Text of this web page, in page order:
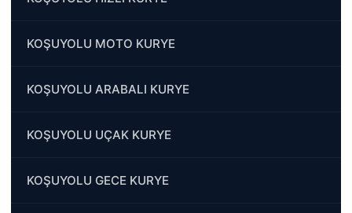
KOŞUYOLU MOTO KURYE
KOŞUYOLU ARABALI KURYE
KOŞUYOLU UÇAK KURYE
KOŞUYOLU GECE KURYE